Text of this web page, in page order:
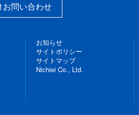
お問い合わせ
お知らせ
サイトポリシー
サイトマップ
Nichiei Co., Ltd.